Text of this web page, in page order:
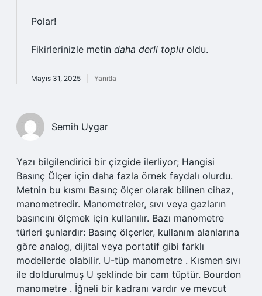
Polar!
Fikirlerinizle metin daha derli toplu oldu.
Mayıs 31, 2025 Yanıtla
Semih Uygar
Yazı bilgilendirici bir çizgide ilerliyor; Hangisi
Basınç Ölçer için daha fazla örnek faydalı olurdu.
Metnin bu kısmı Basınç ölçer olarak bilinen cihaz,
manometredir. Manometreler, sıvı veya gazların
basıncını ölçmek için kullanılır. Bazı manometre
türleri şunlardır: Basınç ölçerler, kullanım alanlarına
göre analog, dijital veya portatif gibi farklı
modellerde olabilir. U-tüp manometre . Kısmen sıvı
ile doldurulmuş U şeklinde bir cam tüptür. Bourdon
manometre . İğneli bir kadranı vardır ve mevcut